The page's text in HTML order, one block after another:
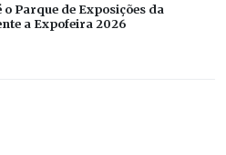
Parque de Exposições da
a Expofeira 2026